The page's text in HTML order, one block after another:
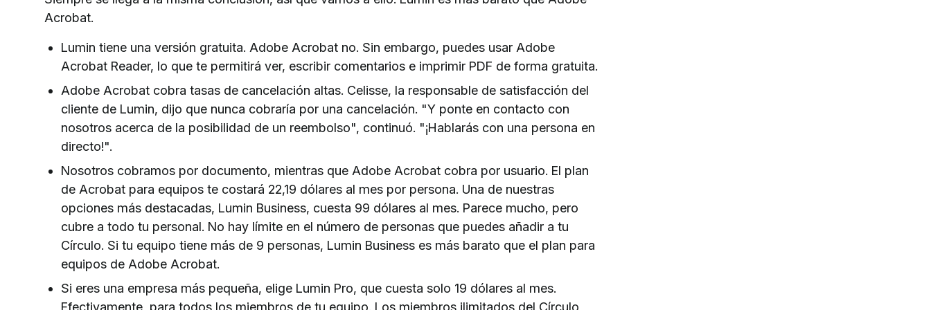
Acrobat.
Lumin tiene una versión gratuita. Adobe Acrobat no. Sin embargo, puedes usar Adobe
Acrobat Reader, lo que te permitirá ver, escribir comentarios e imprimir PDF de forma gratuita.
Adobe Acrobat cobra tasas de cancelación altas. Celisse, la responsable de satisfacción del
cliente de Lumin, dijo que nunca cobraría por una cancelación. "Y ponte en contacto con
nosotros acerca de la posibilidad de un reembolso", continuó. "¡Hablarás con una persona en
directo!".
Nosotros cobramos por documento, mientras que Adobe Acrobat cobra por usuario. El plan
de Acrobat para equipos te costará 22,19 dólares al mes por persona. Una de nuestras
opciones más destacadas, Lumin Business, cuesta 99 dólares al mes. Parece mucho, pero
cubre a todo tu personal. No hay límite en el número de personas que puedes añadir a tu
Círculo. Si tu equipo tiene más de 9 personas, Lumin Business es más barato que el plan para
equipos de Adobe Acrobat.
Si eres una empresa más pequeña, elige Lumin Pro, que cuesta solo 19 dólares al mes.
Efectivamente, para todos los miembros de tu equipo. Los miembros ilimitados del Círculo